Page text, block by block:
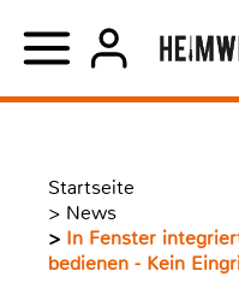
Startseite
> News
> In Fenster
bedienen - Kein